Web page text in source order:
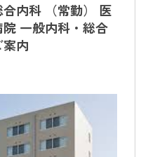
合内科 （常勤） 医
一般内科・総合
内